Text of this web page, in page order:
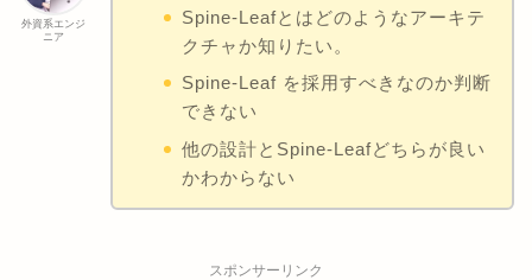
外資系エンジ
ニア
Spine-Leafとはどのようなアーキテ
クチャか知りたい。
Spine-Leaf を採用すべきなのか判断
できない
他の設計とSpine-Leafどちらが良い
かわからない
スポンサーリンク